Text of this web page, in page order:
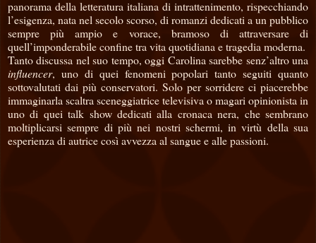
panorama della letteratura italiana di intrattenimento, rispecchiando
l’esigenza, nata nel secolo scorso, di romanzi dedicati a un pubblico
sempre più ampio e vorace, bramoso di attraversare di
quell’imponderabile confine tra vita quotidiana e tragedia moderna.
Tanto discussa nel suo tempo, oggi Carolina sarebbe senz’altro una
influencer, uno di quei fenomeni popolari tanto seguiti quanto
sottovalutati dai più conservatori. Solo per sorridere ci piacerebbe
immaginarla scaltra sceneggiatrice televisiva o magari opinionista in
uno di quei talk show dedicati alla cronaca nera, che sembrano
moltiplicarsi sempre di più nei nostri schermi, in virtù della sua
esperienza di autrice così avvezza al sangue e alle passioni.